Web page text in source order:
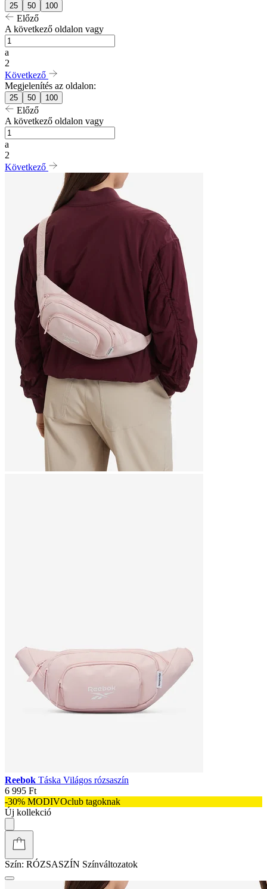
25 50 100
Előző
A következő oldalon vagy
a
2
Következő
Megjelenítés az oldalon:
25 50 100
Előző
A következő oldalon vagy
a
2
Következő
Reebok Táska Világos rózsaszín
6 995 Ft
-30% MODIVOclub tagoknak
Új kollekció
Szín: RÓZSASZÍN Színváltozatok